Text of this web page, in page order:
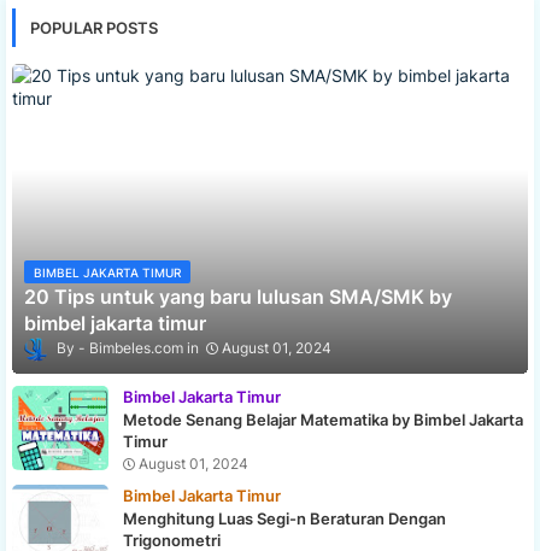
POPULAR POSTS
BIMBEL JAKARTA TIMUR
20 Tips untuk yang baru lulusan SMA/SMK by
bimbel jakarta timur
Bimbeles.com August 01, 2024
Bimbel Jakarta Timur
Metode Senang Belajar Matematika by Bimbel Jakarta
Timur
August 01, 2024
Bimbel Jakarta Timur
Menghitung Luas Segi-n Beraturan Dengan
Trigonometri